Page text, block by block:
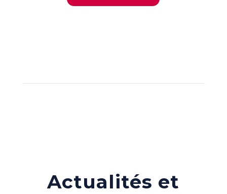
Actualités et